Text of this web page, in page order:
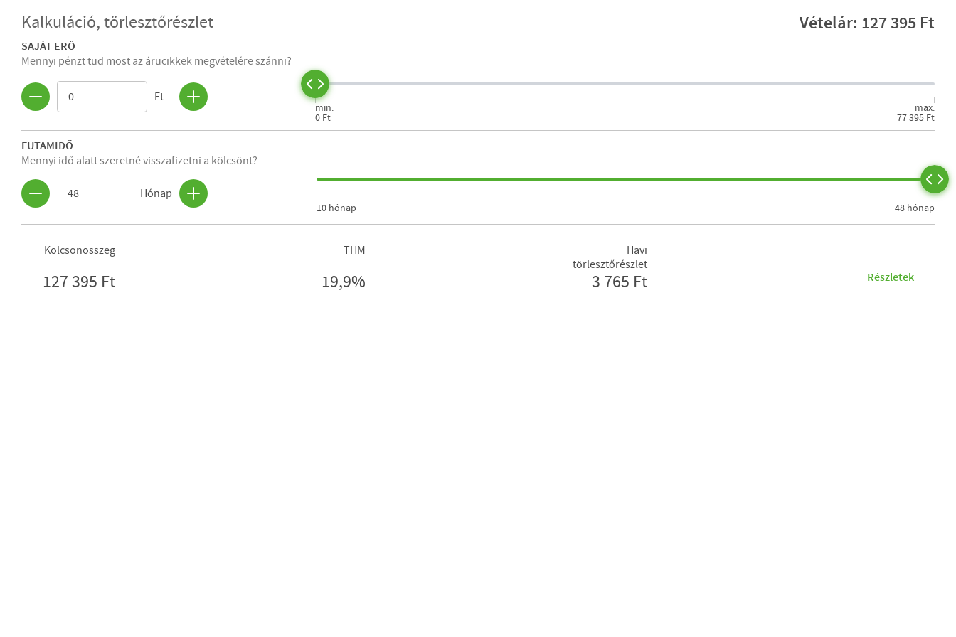
Kalkuláció, törlesztőrészlet Vételár: 127 395 Ft
SAJÁT ERŐ
Mennyi pénzt tud most az árucikkek megvételére szánni?
Ft
min.
0 Ft
max.
77 395 Ft
FUTAMIDŐ
Mennyi idő alatt szeretné visszafizetni a kölcsönt?
48 Hónap
10 hónap 48 hónap
Kölcsönösszeg
127 395 Ft
THM
19,9%
Havi
törlesztőrészlet
3 765 Ft Részletek